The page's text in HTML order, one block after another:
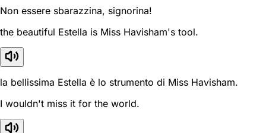
Non essere sbarazzina, signorina!
the beautiful Estella is Miss Havisham's tool.
la bellissima Estella è lo strumento di Miss Havisham.
I wouldn't miss it for the world.